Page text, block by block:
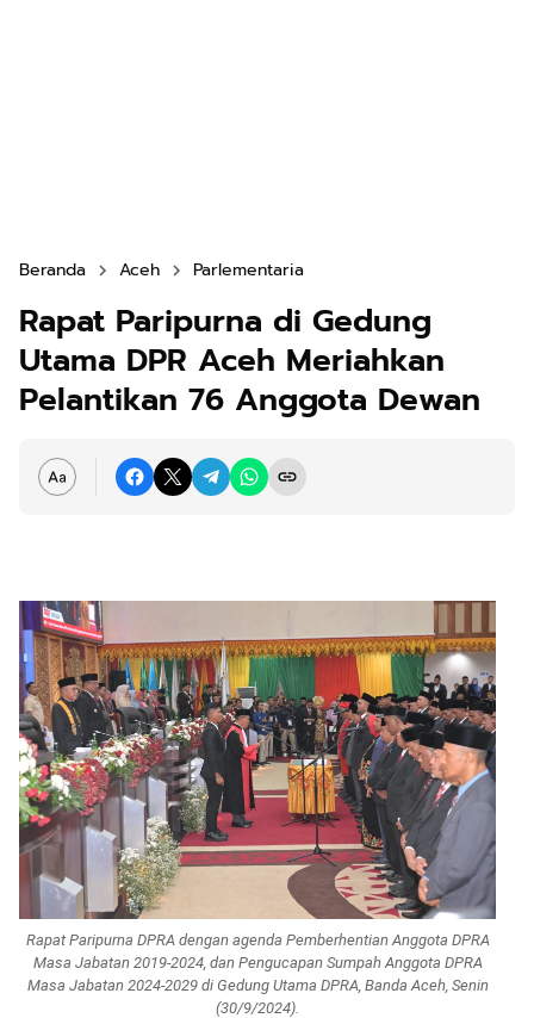
Beranda Aceh Parlementaria
Rapat Paripurna di Gedung
Utama DPR Aceh Meriahkan
Pelantikan 76 Anggota Dewan
Rapat Paripurna DPRA dengan agenda Pemberhentian Anggota DPRA
Masa Jabatan 2019-2024, dan Pengucapan Sumpah Anggota DPRA
Masa Jabatan 2024-2029 di Gedung Utama DPRA, Banda Aceh, Senin
(30/9/2024).